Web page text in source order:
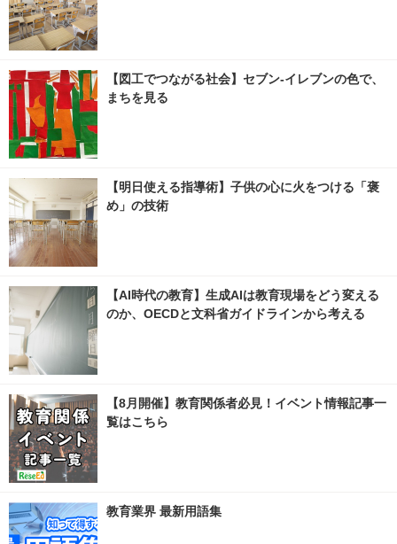
【図工でつながる社会】セブン‐イレブンの色で、
まちを見る
【明日使える指導術】子供の心に火をつける「褒
め」の技術
【AI時代の教育】生成AIは教育現場をどう変える
のか、OECDと文科省ガイドラインから考える
【8月開催】教育関係者必見！イベント情報記事一
覧はこちら
教育業界 最新用語集